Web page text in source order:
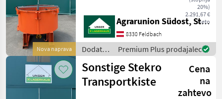
Nova naprava
20%)
2.291,67 €
neto
Zum Verkauf steht ein
nagelneuer Stekro
Zwangsmischer, der zur
Kategorie "Sonstiges T
Agrarunion Südost, Standort Gniebing
8330 Feldbach
Dodatna
oprema
za
traktorje
/
Premium Plus prodajalec
Sonstige Stekro
Transportkiste
Cena
na
zahtevo